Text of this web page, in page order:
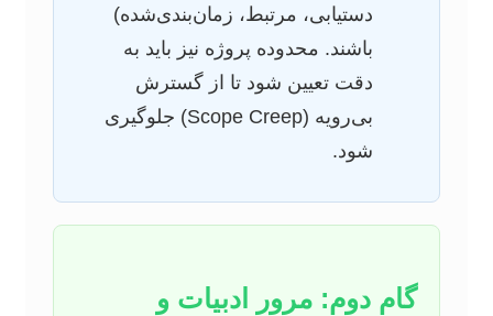
دستیابی، مرتبط، زمان‌بندی‌شده)
باشند. محدوده پروژه نیز باید به
دقت تعیین شود تا از گسترش
بی‌رویه (Scope Creep) جلوگیری
شود.
گام دوم: مرور ادبیات و